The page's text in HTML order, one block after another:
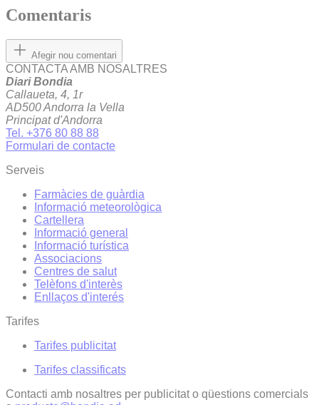
Comentaris
Afegir nou comentari
CONTACTA AMB NOSALTRES
Diari Bondia
Callaueta, 4, 1r
AD500 Andorra la Vella
Principat d'Andorra
Tel. +376 80 88 88
Formulari de contacte
Serveis
Farmàcies de guàrdia
Informació meteorològica
Cartellera
Informació general
Informació turística
Associacions
Centres de salut
Telèfons d'interès
Enllaços d'interés
Tarifes
Tarifes publicitat
Tarifes classificats
Contacti amb nosaltres per publicitat o qüestions comercials